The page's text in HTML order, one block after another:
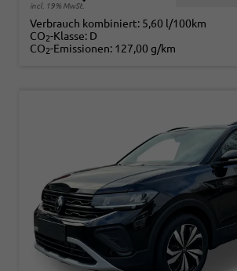
incl. 19% MwSt.
Verbrauch kombiniert: 5,60 l/100km
CO2-Klasse: D
CO2-Emissionen: 127,00 g/km